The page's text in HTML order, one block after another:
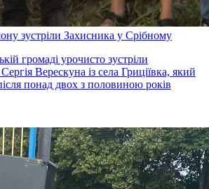
зустріли Захисника у Срібному
громаді урочисто зустріли
Верескуна із села Гриціївка, який
понад двох з половиною років